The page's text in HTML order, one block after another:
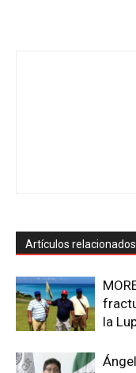
Artículos relacionados
la